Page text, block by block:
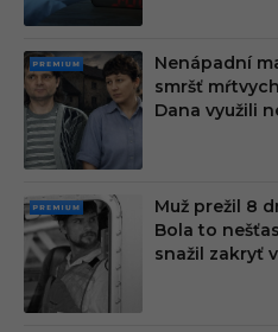
PRE
MIU
M
Nenápadní
smršť
Dana využili
PRE
MIU
M
Muž prežil 8
Bola to
snažil zakryť